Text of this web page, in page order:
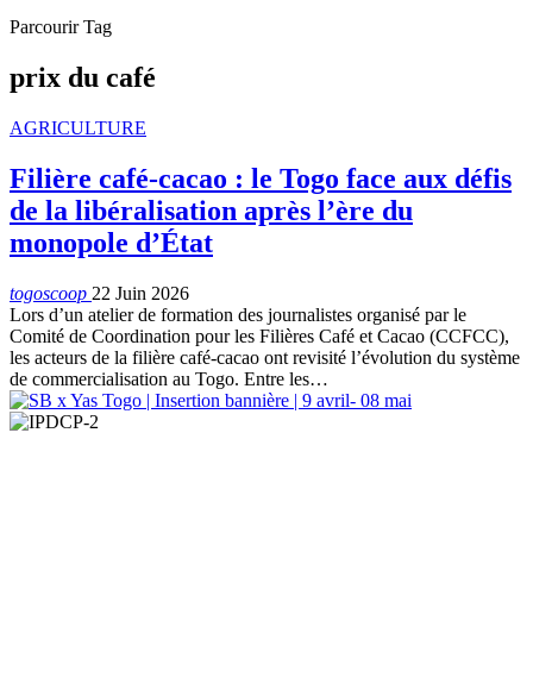
Parcourir Tag
prix du café
AGRICULTURE
Filière café-cacao : le Togo face aux défis
de la libéralisation après l’ère du
monopole d’État
togoscoop 22 Juin 2026
Lors d’un atelier de formation des journalistes organisé par le
Comité de Coordination pour les Filières Café et Cacao (CCFCC),
les acteurs de la filière café-cacao ont revisité l’évolution du système
de commercialisation au Togo. Entre les…